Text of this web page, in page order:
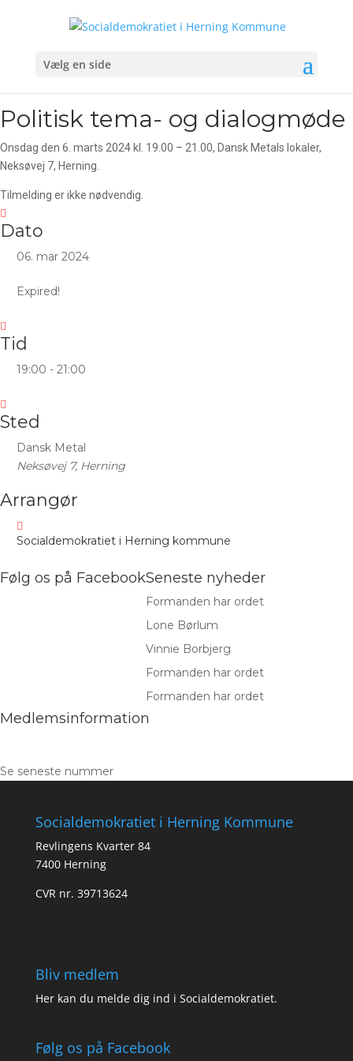
Vælg en side
Politisk tema- og dialogmøde
Onsdag den 6. marts 2024 kl. 19.00 – 21.00, Dansk Metals lokaler,
Neksøvej 7, Herning.
Tilmelding er ikke nødvendig.
Dato
06. mar 2024
Expired!
Tid
19:00 - 21:00
Sted
Dansk Metal
Neksøvej 7, Herning
Arrangør
Socialdemokratiet i Herning kommune
Følg os på FacebookSeneste nyheder
Formanden har ordet
Lone Børlum
Vinnie Borbjerg
Formanden har ordet
Formanden har ordet
Medlemsinformation
Se seneste nummer
Socialdemokratiet i Herning Kommune
Revlingens Kvarter 84
7400 Herning
CVR nr. 39713624
Bliv medlem
Her kan du melde dig ind i Socialdemokratiet.
Følg os på Facebook